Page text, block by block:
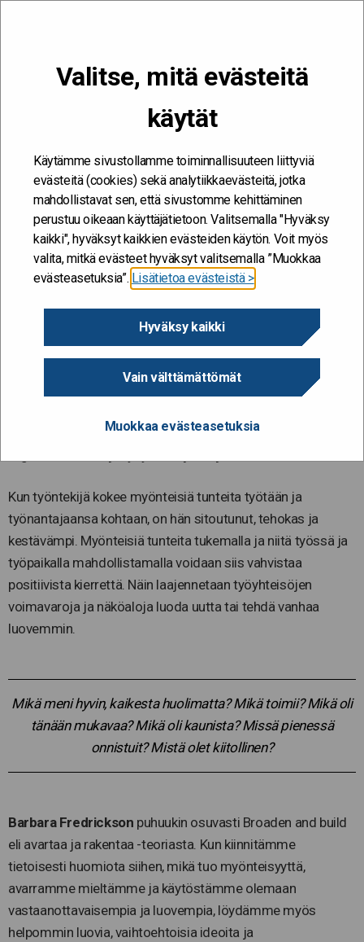
Valitse, mitä evästeitä
käytät
Käytämme sivustollamme toiminnallisuuteen liittyviä
evästeitä (cookies) sekä analytiikkaevästeitä, jotka
mahdollistavat sen, että sivustomme kehittäminen
perustuu oikeaan käyttäjätietoon. Valitsemalla "Hyväksy
kaikki", hyväksyt kaikkien evästeiden käytön. Voit myös
valita, mitkä evästeet hyväksyt valitsemalla ”Muokkaa
evästeasetuksia”. Lisätietoa evästeistä >
Hyväksy kaikki
Vain välttämättömät
Muokkaa evästeasetuksia
Kehitän ja kehityn #töissäSuomelle
/Innostusta työhön
Myönteiset tunteet
Myönteisiä tunteita ovat mm. ilo, toivo, inspiraatio,
kiinnostus, haltioituminen, tyyneys, hauskuus,
ylpeys, kiitollisuus ja rakkaus.
tekevät meidät vastaanottavimmiksi myös
tuntemattomalle. Kyky olla läsnä hetkessä – kokea, että tällä
hetkellä kaikki on hyvin – tai vaihtaa näkökulmaa, kehittyvät.
Tämä lisää luovuutta ja uusien ratkaisujen löytämistä.
Myönteisten tunteiden merkitystä ja voimaa
Kun työntekijä kokee myönteisiä tunteita työtään ja
työnantajaansa kohtaan, on hän sitoutunut, tehokas ja
kestävämpi. Myönteisiä tunteita tukemalla ja niitä työssä ja
työpaikalla mahdollistamalla voidaan siis vahvistaa
positiivista kierrettä. Näin laajennetaan työyhteisöjen
voimavaroja ja näköaloja luoda uutta tai tehdä vanhaa
luovemmin.
Mikä meni hyvin, kaikesta huolimatta? Mikä toimii? Mikä oli
tänään mukavaa? Mikä oli kaunista? Missä pienessä
onnistuit? Mistä olet kiitollinen?
Barbara Fredrickson puhuukin osuvasti Broaden and build
eli avartaa ja rakentaa -teoriasta. Kun kiinnitämme
tietoisesti huomiota siihen, mikä tuo myönteisyyttä,
avarramme mieltämme ja käytöstämme olemaan
vastaanottavaisempia ja luovempia, löydämme myös
helpommin luovia, vaihtoehtoisia ideoita ja